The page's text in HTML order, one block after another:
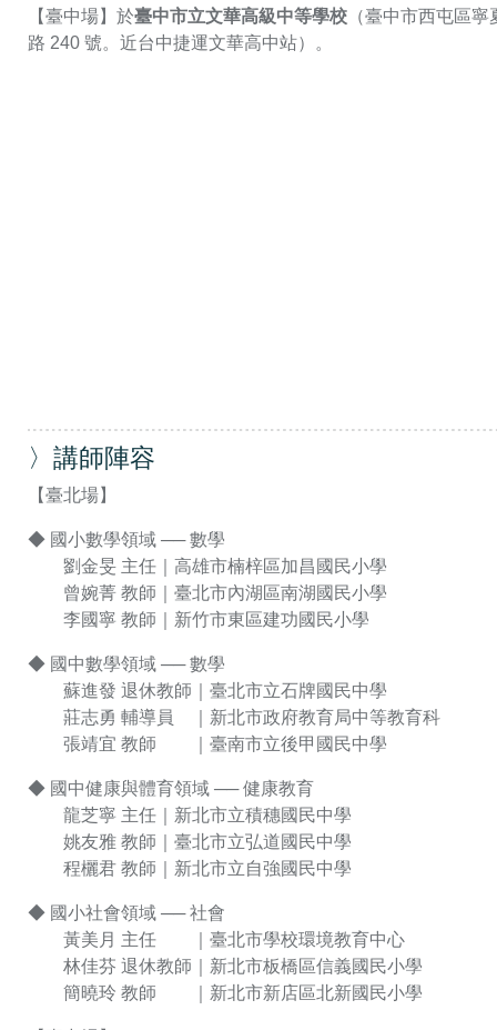
【臺中場】於臺中市立文華高級中等學校 （臺中市西屯區寧
路 240 號。近台中捷運文華高中站）。
〉講師陣容
【臺北場】
◆ 國小數學領域 ── 數學
劉金旻 主任｜高雄市楠梓區加昌國民小學
曾婉菁 教師｜臺北市內湖區南湖國民小學
李國寧 教師｜新竹市東區建功國民小學
◆ 國中數學領域 ── 數學
蘇進發 退休教師｜臺北市立石牌國民中學
莊志勇 輔導員 ｜新北市政府教育局中等教育科
張靖宜 教師 ｜臺南市立後甲國民中學
◆ 國中健康與體育領域 ── 健康教育
龍芝寧 主任｜新北市立積穗國民中學
姚友雅 教師｜臺北市立弘道國民中學
程欐君 教師｜新北市立自強國民中學
◆ 國小社會領域 ── 社會
黃美月 主任 ｜臺北市學校環境教育中心
林佳芬 退休教師｜新北市板橋區信義國民小學
簡曉玲 教師 ｜新北市新店區北新國民小學